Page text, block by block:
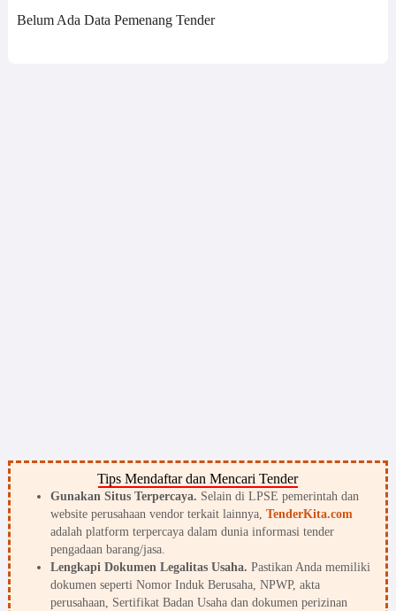
Belum Ada Data Pemenang Tender
Tips Mendaftar dan Mencari Tender
Gunakan Situs Terpercaya. Selain di LPSE pemerintah dan
website perusahaan vendor terkait lainnya, TenderKita.com
adalah platform terpercaya dalam dunia informasi tender
pengadaan barang/jasa.
Lengkapi Dokumen Legalitas Usaha. Pastikan Anda memiliki
dokumen seperti Nomor Induk Berusaha, NPWP, akta
perusahaan, Sertifikat Badan Usaha dan dokumen perizinan